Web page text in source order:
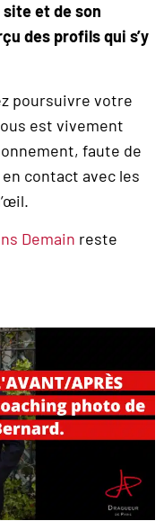
et de son
des profils qui s’y
poursuivre votre
est vivement
faute de
contact avec les
Demain reste